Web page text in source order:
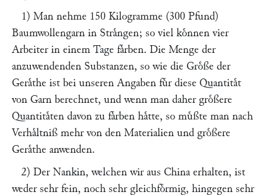
1) Man nehme 150 Kilogramme (300 Pfund)
Baumwollengarn in Straͤngen; so viel koͤnnen vier
Arbeiter in einem Tage faͤrben. Die Menge der
anzuwendenden Substanzen, so wie die Groͤße der
Geraͤthe ist bei unseren Angaben fuͤr diese Quantitaͤt
von Garn berechnet, und wenn man daher groͤßere
Quantitaͤten davon zu faͤrben haͤtte, so muͤßte man nach
Verhaͤltniß mehr von den Materialien und groͤßere
Geraͤthe anwenden.
2) Der Nankin, welchen wir aus China erhalten, ist
weder sehr fein, noch sehr gleichfoͤrmig, hingegen sehr